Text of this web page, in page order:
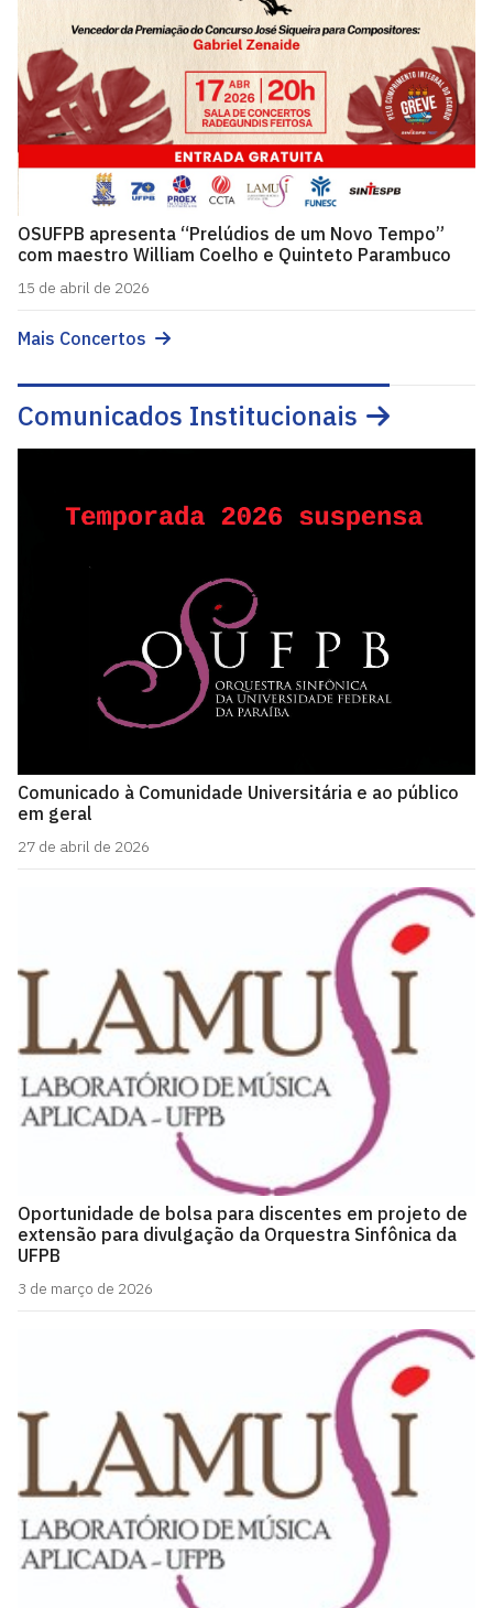
OSUFPB apresenta “Prelúdios de um Novo Tempo”
com maestro William Coelho e Quinteto Parambuco
15 de abril de 2026
Mais Concertos
Comunicados Institucionais
Comunicado à Comunidade Universitária e ao público
em geral
27 de abril de 2026
Oportunidade de bolsa para discentes em projeto de
extensão para divulgação da Orquestra Sinfônica da
UFPB
3 de março de 2026